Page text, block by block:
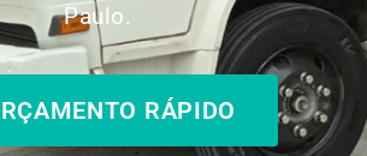
Paulo.
RÁPIDO